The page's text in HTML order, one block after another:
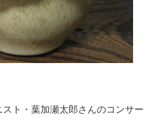
ト・葉加瀬太郎さんのコンサー